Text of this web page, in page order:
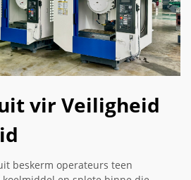
vir Veiligheid
beskerm operateurs teen